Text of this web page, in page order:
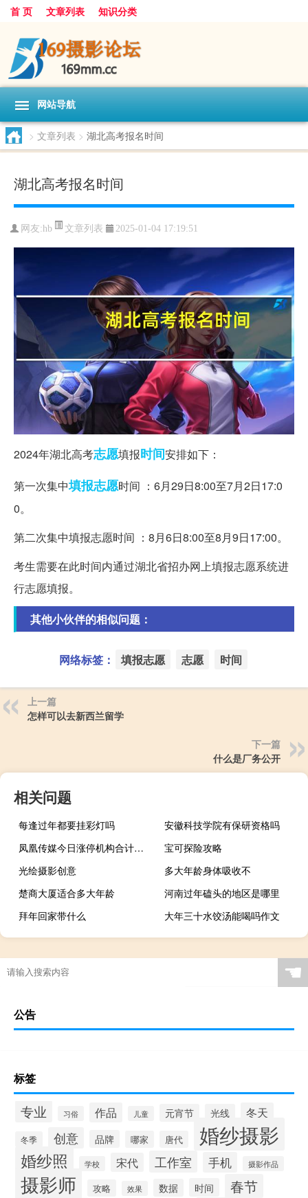
首 页 文章列表 知识分类
网站导航
> 文章列表 > 湖北高考报名时间
湖北高考报名时间
网友:hb 文章列表 2025-01-04 17:19:51
2024年湖北高考志愿填报时间安排如下：
第一次集中填报志愿时间 ：6月29日8:00至7月2日17:0
0。
第二次集中填报志愿时间 ：8月6日8:00至8月9日17:00。
考生需要在此时间内通过湖北省招办网上填报志愿系统进
行志愿填报。
其他小伙伴的相似问题：
网络标签： 填报志愿 志愿 时间
上一篇
怎样可以去新西兰留学
下一篇
什么是厂务公开
相关问题
每逢过年都要挂彩灯吗
安徽科技学院有保研资格吗
凤凰传媒今日涨停机构合计净卖出1.93亿元沪股通专用净卖出1481.71万元
宝可探险攻略
光绘摄影创意
多大年龄身体吸收不
楚商大厦适合多大年龄
河南过年磕头的地区是哪里
拜年回家带什么
大年三十水饺汤能喝吗作文
☚
公告
标签
专业 习俗 作品 儿童 元宵节 光线 冬天
冬季 创意 品牌 哪家 唐代 婚纱摄影
婚纱照 学校 宋代 工作室 手机 摄影作品
摄影师 攻略 效果 数据 时间 春节